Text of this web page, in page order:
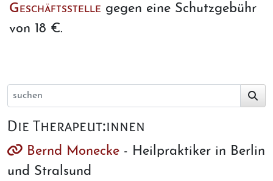
Geschäftsstelle gegen eine Schutzgebühr
von 18 €.
Die Therapeut:innen
Bernd Monecke- Heilpraktiker in Berlin
und Stralsund